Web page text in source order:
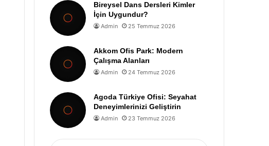
Bireysel Dans Dersleri Kimler
İçin Uygundur?
Admin 25 Temmuz 2026
Akkom Ofis Park: Modern
Çalışma Alanları
Admin 24 Temmuz 2026
Agoda Türkiye Ofisi: Seyahat
Deneyimlerinizi Geliştirin
Admin 23 Temmuz 2026